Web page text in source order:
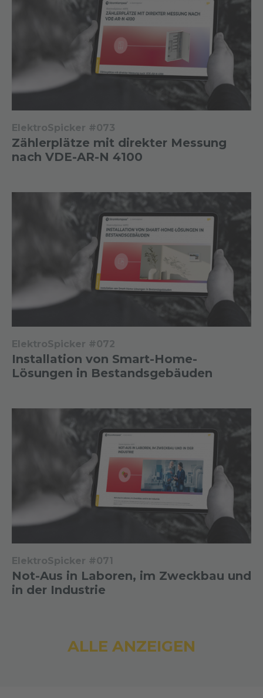
ElektroSpicker #073
Zählerplätze mit direkter Messung
nach VDE-AR-N 4100
ElektroSpicker #072
Installation von Smart-Home-
Lösungen in Bestandsgebäuden
ElektroSpicker #071
Not-Aus in Laboren, im Zweckbau und
in der Industrie
ALLE ANZEIGEN